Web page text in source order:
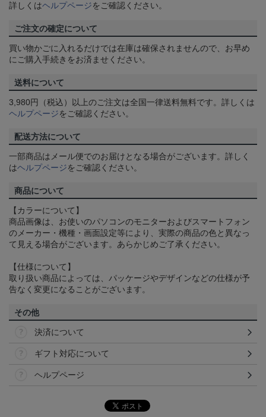
詳しくはヘルプページをご確認ください。
ご注文の確定について
買い物かごに入れるだけでは在庫は確保されませんので、お早め
にご購入手続きをお済ませください。
送料について
3,980円（税込）以上のご注文は全国一律送料無料です。詳しくは
ヘルプページをご確認ください。
配送方法について
一部商品はメール便でのお届けとなる場合がございます。詳しく
はヘルプページをご確認ください。
商品について
【カラーについて】
商品画像は、お使いのパソコンのモニターおよびスマートフォン
のメーカー・機種・画面設定等により、実際の商品の色と異なっ
て見える場合がございます。あらかじめご了承ください。
【仕様について】
取り扱い商品によっては、パッケージやデザインなどの仕様が予
告なく変更になることがございます。
その他
決済について
ギフト対応について
ヘルプページ